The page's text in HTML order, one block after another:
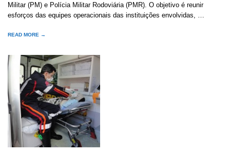
Militar (PM) e Polícia Militar Rodoviária (PMR). O objetivo é reunir
esforços das equipes operacionais das instituições envolvidas, …
READ MORE →